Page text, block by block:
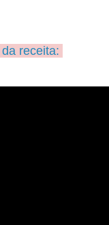
receita: